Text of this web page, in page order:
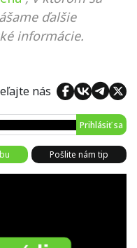
ďalšie
informácie.
nás
Prihlásiť sa
Pošlite nám tip